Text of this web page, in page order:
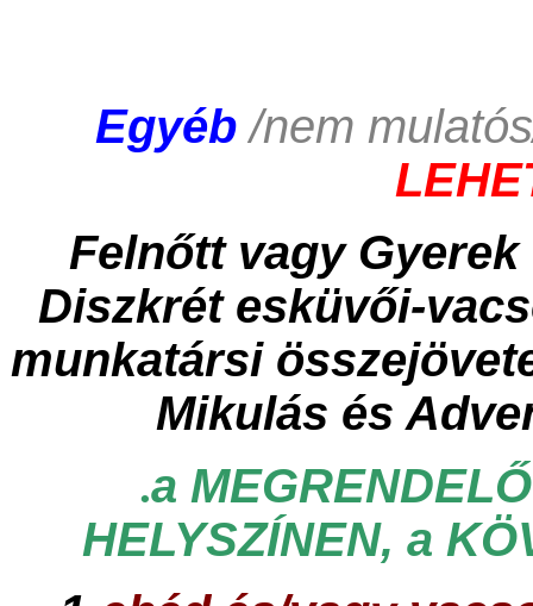
Egyéb/nem
Felnőtt vagy
Diszkrét esküvői-
munkatársi
Mikulás és
.a
HELYSZÍNEN, a